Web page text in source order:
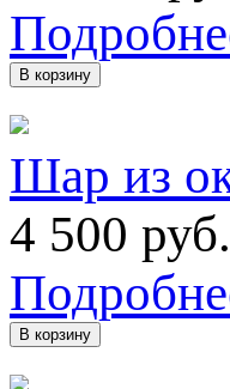
В корзину
Шар из
4 500 руб.
В корзину